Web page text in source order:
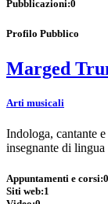
Pubblicazioni:0
Profilo Pubblico
Marged
Arti musicali
Indologa, cantante
insegnante di
Appuntamenti e corsi:0
Siti web:1